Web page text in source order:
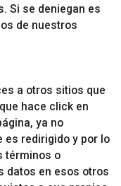
Si se deniegan es
de nuestros
a otros sitios que
hace click en
ya no
es redirigido y por lo
términos o
datos en esos otros